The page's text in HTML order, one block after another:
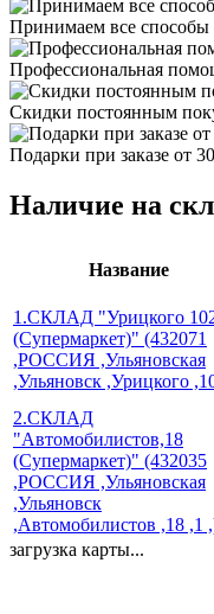
Принимаем все способы
Профессиональная
Скидки постоянным
Подарки при заказе от
Наличие на
Название
1.СКЛАД "Урицкого
(Супермаркет)" (432071
,РОССИЯ ,Ульяновская
,Ульяновск ,Урицкого
2.СКЛАД
"Автомобилистов,18
(Супермаркет)" (432035
,РОССИЯ ,Ульяновская
,Ульяновск
,Автомобилистов ,18 ,1
загрузка карты...